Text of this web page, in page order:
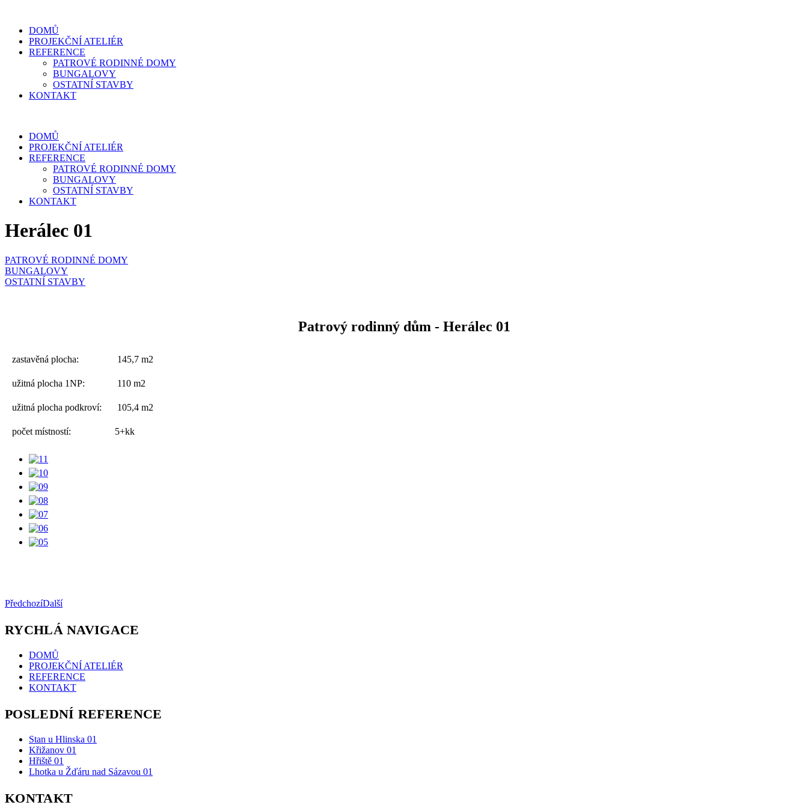
DOMŮ
PROJEKČNÍ ATELIÉR
REFERENCE
PATROVÉ RODINNÉ DOMY
BUNGALOVY
OSTATNÍ STAVBY
KONTAKT
DOMŮ
PROJEKČNÍ ATELIÉR
REFERENCE
PATROVÉ RODINNÉ DOMY
BUNGALOVY
OSTATNÍ STAVBY
KONTAKT
Herálec 01
PATROVÉ RODINNÉ DOMY
BUNGALOVY
OSTATNÍ STAVBY
Patrový rodinný dům - Herálec 01
zastavěná plocha: 145,7 m2
užitná plocha 1NP: 110 m2
užitná plocha podkroví: 105,4 m2
počet místností: 5+kk
PředchozíDalší
RYCHLÁ NAVIGACE
DOMŮ
PROJEKČNÍ ATELIÉR
REFERENCE
KONTAKT
POSLEDNÍ REFERENCE
Stan u Hlinska 01
Křižanov 01
Hřiště 01
Lhotka u Žďáru nad Sázavou 01
KONTAKT